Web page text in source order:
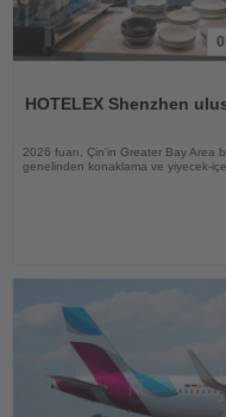
HOTELEX Shenzhen
2026 fuarı, Çin'in Greater Bay Area
genelinden konaklama ve yiyecek-